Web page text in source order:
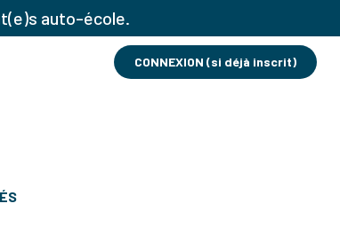
auto-école.
CONNEXION (si déjà inscrit)